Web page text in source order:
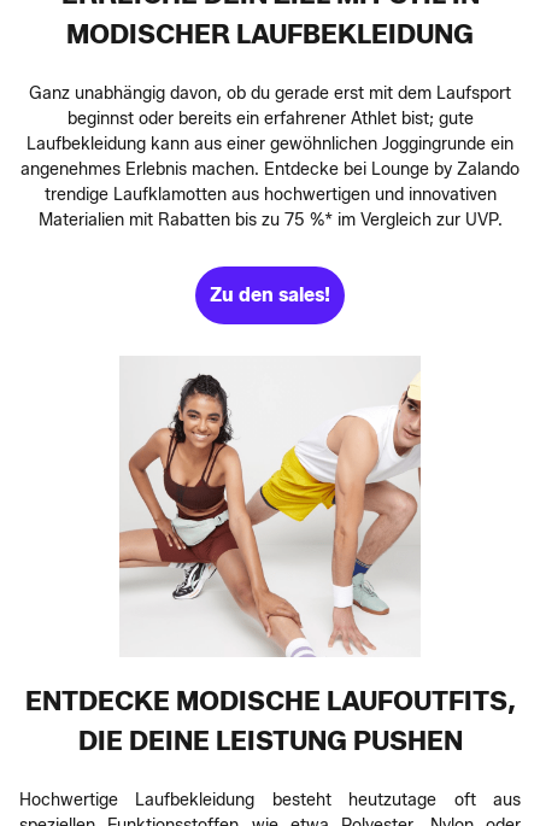
MODISCHER LAUFBEKLEIDUNG
Ganz unabhängig davon, ob du gerade erst mit dem Laufsport
beginnst oder bereits ein erfahrener Athlet bist; gute
Laufbekleidung kann aus einer gewöhnlichen Joggingrunde ein
angenehmes Erlebnis machen. Entdecke bei Lounge by Zalando
trendige Laufklamotten aus hochwertigen und innovativen
Materialien mit Rabatten bis zu 75 %* im Vergleich zur UVP.
Zu den sales!
ENTDECKE MODISCHE LAUFOUTFITS,
DIE DEINE LEISTUNG PUSHEN
Hochwertige Laufbekleidung besteht heutzutage oft aus